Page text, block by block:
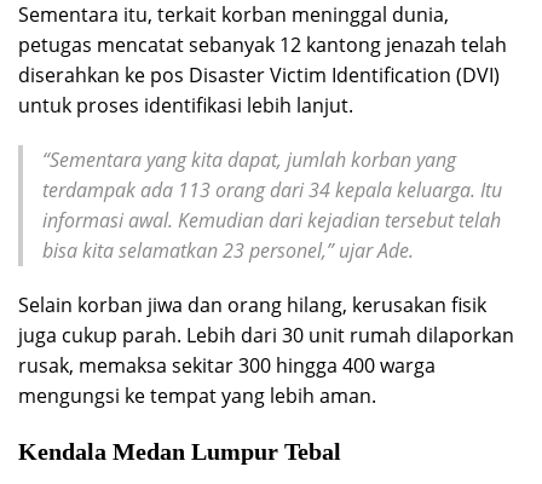
Sementara itu, terkait korban meninggal dunia,
petugas mencatat sebanyak 12 kantong jenazah telah
diserahkan ke pos Disaster Victim Identification (DVI)
untuk proses identifikasi lebih lanjut.
“Sementara yang kita dapat, jumlah korban yang
terdampak ada 113 orang dari 34 kepala keluarga. Itu
informasi awal. Kemudian dari kejadian tersebut telah
bisa kita selamatkan 23 personel,” ujar Ade.
Selain korban jiwa dan orang hilang, kerusakan fisik
juga cukup parah. Lebih dari 30 unit rumah dilaporkan
rusak, memaksa sekitar 300 hingga 400 warga
mengungsi ke tempat yang lebih aman.
Kendala Medan Lumpur Tebal